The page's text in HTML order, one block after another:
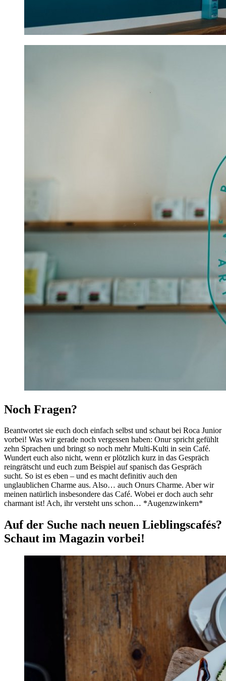
Noch Fragen?
Beantwortet sie euch doch einfach selbst und schaut bei Roca Junior
vorbei! Was wir gerade noch vergessen haben: Onur spricht gefühlt
zehn Sprachen und bringt so noch mehr Multi-Kulti in sein Café.
Wundert euch also nicht, wenn er plötzlich kurz in das Gespräch
reingrätscht und euch zum Beispiel auf spanisch das Gespräch
sucht. So ist es eben – und es macht definitiv auch den
unglaublichen Charme aus. Also… auch Onurs Charme. Aber wir
meinen natürlich insbesondere das Café. Wobei er doch auch sehr
charmant ist! Ach, ihr versteht uns schon… *Augenzwinkern*
Auf der Suche nach neuen Lieblingscafés?
Schaut im Magazin vorbei!